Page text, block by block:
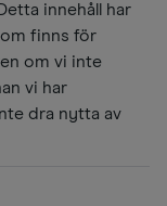
innehåll har
finns för
om vi inte
vi har
dra nytta av